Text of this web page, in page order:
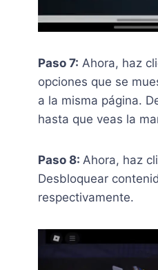
Paso 7: Ahora, haz
opciones que se
a la misma página.
hasta que veas la
Paso 8: Ahora, haz
Desbloquear
respectivamente.